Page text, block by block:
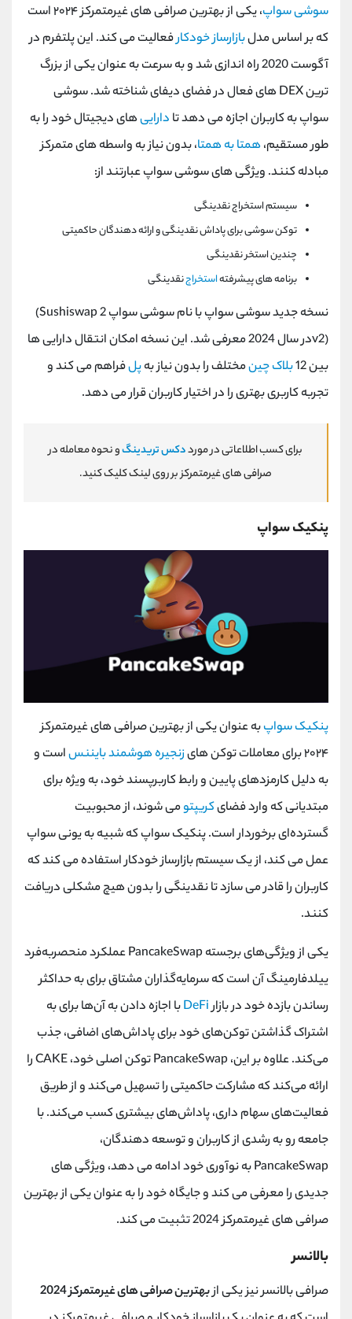
سوشی سواپ
، یکی از بهترین صرافی‌ های غیرمتمرکز ۲۰۲۴ است
که بر اساس مدلبازارساز خودکارفعالیت می کند. این پلتفرم در
آگوست 2020 راه اندازی شد و به سرعت به عنوان یکی از بزرگ
ترینDEXهای فعال در فضای دیفای شناخته شد. سوشی
سواپ به کاربران اجازه می دهد تا داراییهای دیجیتال خود را به
طور مستقیم،همتا به همتا، بدون نیاز به واسطه های متمرکز
مبادله کنند. ویژگی های سوشی سواپ عبارتند از:
سیستم استخراج نقدینگی
توکن سوشی برای پاداش نقدینگی و ارائه دهندگان حاکمیتی
چندین استخر نقدینگی
برنامه های پیشرفتهاستخراجنقدینگی
نسخه جدید سوشی سواپ با نام سوشی سواپ 2 (Sushiswap
v2)
در سال 2024 معرفی شد. این نسخه امکان انتقال دارایی ها
بین 12
بلاک چینمختلف را بدون نیاز بهپلفراهم می کند و
تجربه کاربری بهتری را در اختیار کاربران قرار می دهد.
برای کسب اطلاعاتی در مورددکس تریدینگو نحوه معامله در
صرافی های غیرمتمرکز بر روی لینک کلیک کنید.
پنکیک سواپ
پنکیک سواپبه عنوان یکی از بهترین صرافی‌ های غیرمتمرکز
۲۰۲۴ برای معاملات توکن‌ های
زنجیره هوشمند بایننساست و
به دلیل کارمزدهای پایین و رابط کاربرپسند خود، به ‌ویژه برای
مبتدیانی که وارد فضایکریپتومی‌ شوند، از محبوبیت
گسترده‌ای برخوردار است. پنکیک سواپ که شبیه به یونی سواپ
عمل می کند، از یک سیستم بازارساز خودکار استفاده می کند که
کاربران را قادر می سازد تا نقدینگی را بدون هیچ مشکلی دریافت
کنند.
یکی از ویژگی‌های برجستهPancakeSwapعملکرد منحصربه‌فرد
ییلدفارمینگ آن است که سرمایه‌گذاران مشتاق برای به حداکثر
رساندن بازده خود در بازارDeFiبا اجازه دادن به آن‌ها برای به
اشتراک گذاشتن توکن‌های خود برای پاداش‌های اضافی، جذب
می‌کند. علاوه بر این،PancakeSwapتوکن اصلی خود،CAKEرا
ارائه می‌کند که مشارکت حاکمیتی را تسهیل می‌کند و از طریق
فعالیت‌های سهام‌ داری، پاداش‌های بیشتری کسب می‌کند. با
جامعه رو به رشدی از کاربران و توسعه دهندگان،
PancakeSwapبه نوآوری خود ادامه می دهد، ویژگی های
جدیدی را معرفی می کند و جایگاه خود را به عنوان یکی از بهترین
صرافی های غیرمتمرکز 2024 تثبیت می کند.
بالانسر
صرافی بالانسر نیز یکی ازبهترین صرافی های غیرمتمرکز 2024